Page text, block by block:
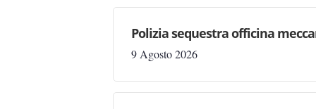
Polizia sequestra officina
9 Agosto 2026